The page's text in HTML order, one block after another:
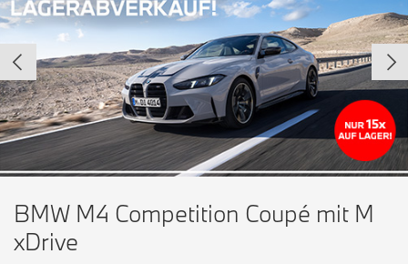
BMW M4 Competition Coupé mit M
xDrive